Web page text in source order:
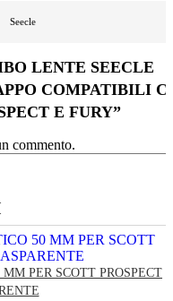
Seecle
LENTE SEECLE
COMPATIBILI
E FURY”
commento.
PER SCOTT PROSPECT